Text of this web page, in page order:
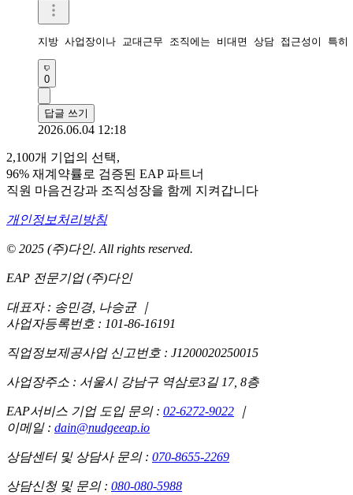
지방 사업장이나 교대근무 조직에는 비대면 상담 접근성이 특
0
답글 쓰기
2026.06.04 12:18
2,100개 기업의 선택,
96% 재계약률로 검증된 EAP 파트너
직원 마음건강과 조직성장을 함께 지켜갑니다
개인정보처리방침
© 2025 (주)다인. All rights reserved.
EAP 전문기업 (주)다인
대표자 : 송민경, 나승균 ｜
사업자등록번호 : 101-86-16191
직업정보제공사업 신고번호 : J1200020250015
사업장주소 : 서울시 강남구 역삼로3길 17, 8층
EAP서비스 기업 도입 문의 : 02-6272-9022
｜
이메일 : dain@nudgeeap.io
상담센터 및 상담사 문의 : 070-8655-2269
상담신청 및 문의 : 080-080-5988